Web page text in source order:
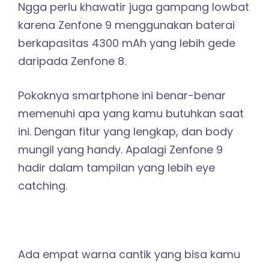
Ngga perlu khawatir juga gampang lowbat
karena Zenfone 9 menggunakan baterai
berkapasitas 4300 mAh yang lebih gede
daripada Zenfone 8.
Pokoknya smartphone ini benar-benar
memenuhi apa yang kamu butuhkan saat
ini. Dengan fitur yang lengkap, dan body
mungil yang handy. Apalagi Zenfone 9
hadir dalam tampilan yang lebih eye
catching.
Ada empat warna cantik yang bisa kamu